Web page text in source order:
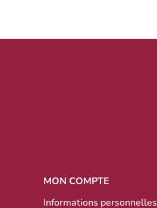
MON COMPTE
Informations personnelles